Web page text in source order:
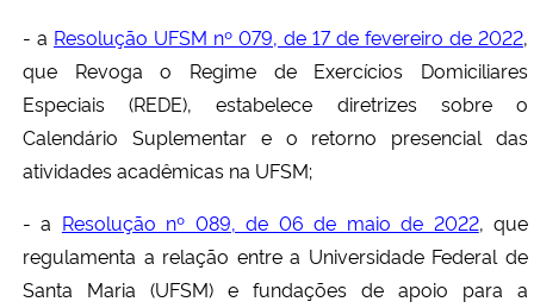
- a Resolução UFSM nº 079, de 17 de fevereiro de 2022,
que Revoga o Regime de Exercícios Domiciliares
Especiais (REDE), estabelece diretrizes sobre o
Calendário Suplementar e o retorno presencial das
atividades acadêmicas na UFSM;
- a Resolução nº 089, de 06 de maio de 2022, que
regulamenta a relação entre a Universidade Federal de
Santa Maria (UFSM) e fundações de apoio para a